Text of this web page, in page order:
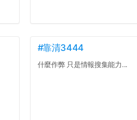
#靠清3444
什麼作弊 只是情報搜集能力...